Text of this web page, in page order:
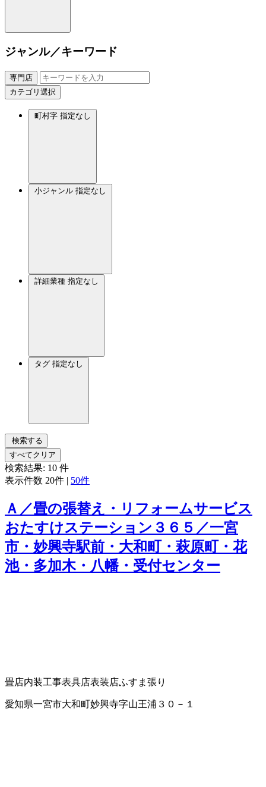
ジャンル／キーワード
専門店
カテゴリ選択
町村字 指定なし
小ジャンル 指定なし
詳細業種 指定なし
タグ 指定なし
検索する
すべてクリア
検索結果: 10 件
表示件数 20件 | 50件
Ａ／畳の張替え・リフォームサービス
おたすけステーション３６５／一宮
市・妙興寺駅前・大和町・萩原町・花
池・多加木・八幡・受付センター
畳店内装工事表具店表装店ふすま張り
愛知県一宮市大和町妙興寺字山王浦３０－１